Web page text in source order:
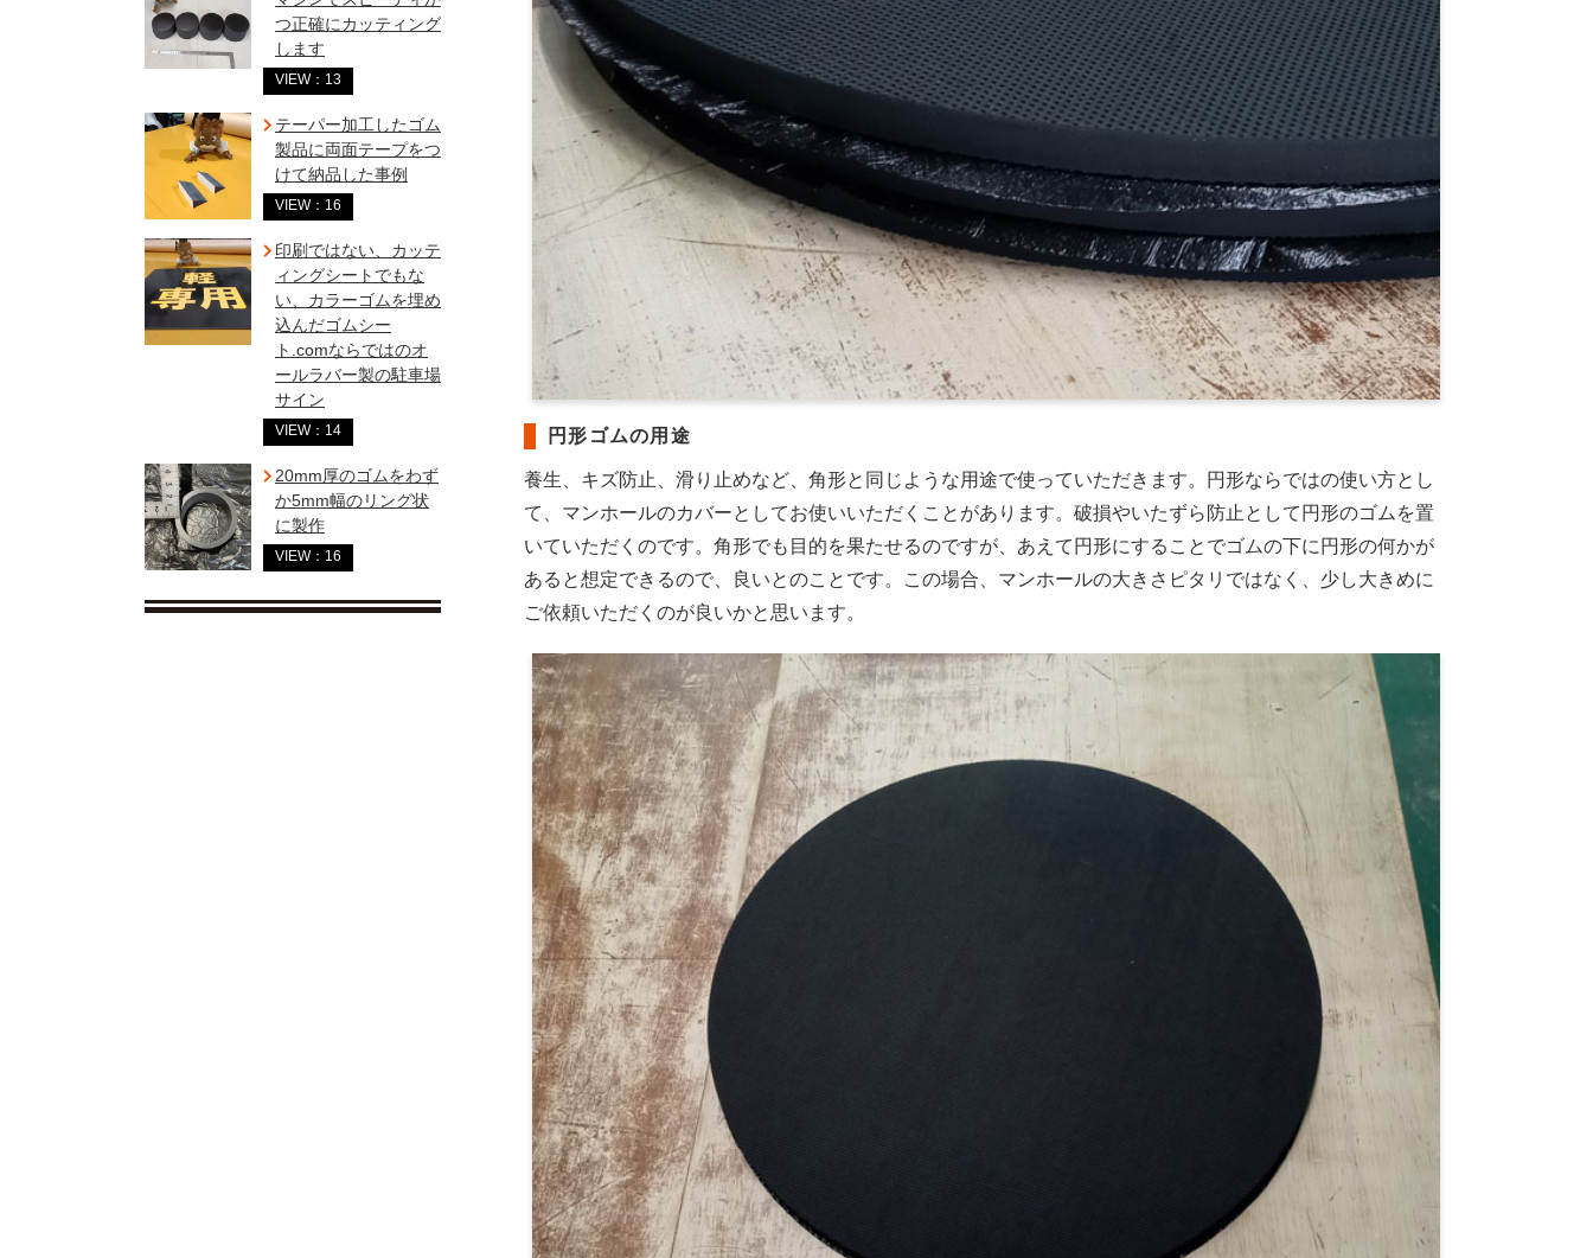
円形ゴムの用途
養生、キズ防止、滑り止めなど、角形と同じような用途で使っていただきます。円形ならではの使い方とし
て、マンホールのカバーとしてお使いいただくことがあります。破損やいたずら防止として円形のゴムを置
いていただくのです。角形でも目的を果たせるのですが、あえて円形にすることでゴムの下に円形の何かが
あると想定できるので、良いとのことです。この場合、マンホールの大きさピタリではなく、少し大きめに
ご依頼いただくのが良いかと思います。
つ正確にカッティング
します
VIEW：13
テーパー加工したゴム
製品に両面テープをつ
けて納品した事例
VIEW：16
印刷ではない、カッテ
ィングシートでもな
い、カラーゴムを埋め
込んだゴムシー
ト.comならではのオ
ールラバー製の駐車場
サイン
VIEW：14
20mm厚のゴムをわず
か5mm幅のリング状
に製作
VIEW：16